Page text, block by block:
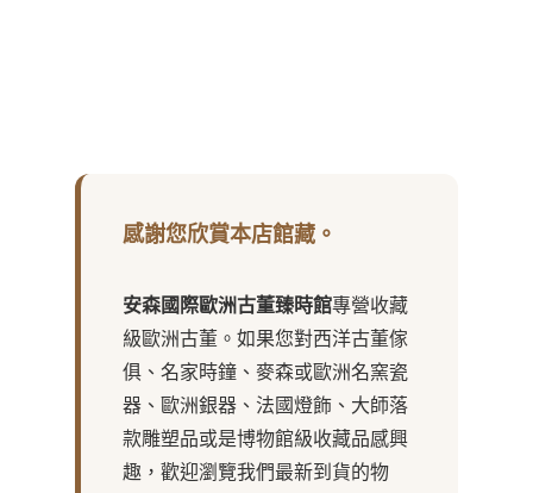
感謝您欣賞本店館藏。
安森國際歐洲古董臻時館專營收藏
級歐洲古董。如果您對西洋古董傢
俱、名家時鐘、麥森或歐洲名窯瓷
器、歐洲銀器、法國燈飾、大師落
款雕塑品或是博物館級收藏品感興
趣，歡迎瀏覽我們最新到貨的物